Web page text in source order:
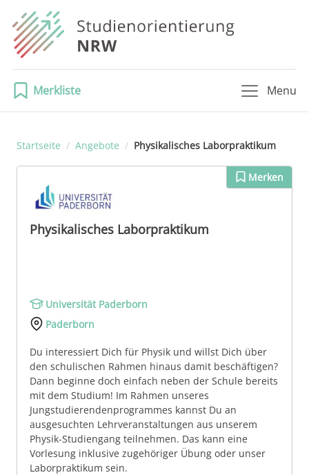
Merkliste Menu
Startseite / Angebote / Physikalisches Laborpraktikum
Merken
Physikalisches Laborpraktikum
Universität Paderborn
Paderborn
Du interessiert Dich für Physik und willst Dich über
den schulischen Rahmen hinaus damit beschäftigen?
Dann beginne doch einfach neben der Schule bereits
mit dem Studium! Im Rahmen unseres
Jungstudierendenprogrammes kannst Du an
ausgesuchten Lehrveranstaltungen aus unserem
Physik-Studiengang teilnehmen. Das kann eine
Vorlesung inklusive zugehöriger Übung oder unser
Laborpraktikum sein.